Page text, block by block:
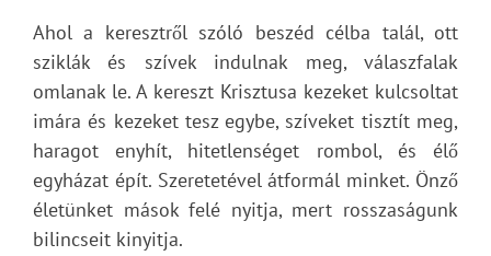
Ahol a keresztről szóló beszéd célba talál, ott
sziklák és szívek indulnak meg, válaszfalak
omlanak le. A kereszt Krisztusa kezeket kulcsoltat
imára és kezeket tesz egybe, szíveket tisztít meg,
haragot enyhít, hitetlenséget rombol, és élő
egyházat épít. Szeretetével átformál minket. Önző
életünket mások felé nyitja, mert rosszaságunk
bilincseit kinyitja.